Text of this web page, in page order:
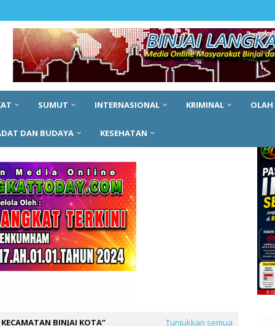
SUMUT INTERNASIONAL KRIMINAL OLAH
DAN BUDAYA KESEHATAN
BINJAI KOTA Tunjukkan semua